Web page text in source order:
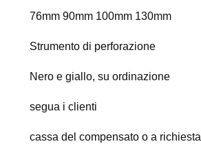
76mm 90mm 100mm 130mm
Strumento di perforazione
Nero e giallo, su ordinazione
segua i clienti
cassa del compensato o a richiesta